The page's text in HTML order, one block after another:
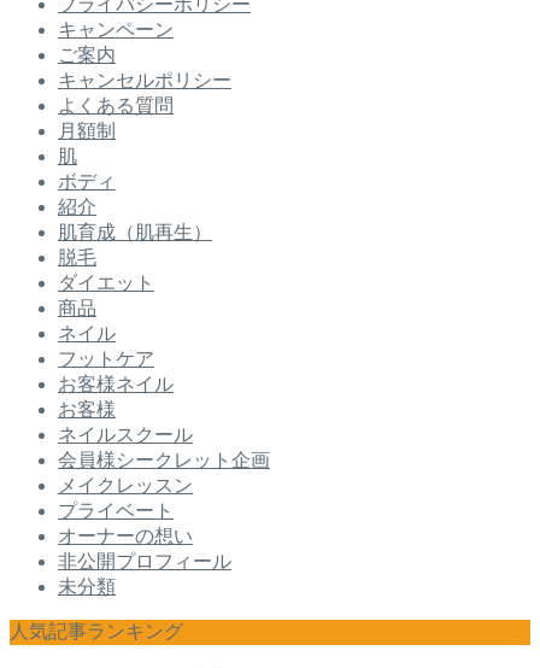
キャンペーン
ご案内
キャンセルポリシー
よくある質問
月額制
肌
ボディ
紹介
肌育成（肌再生）
脱毛
ダイエット
商品
ネイル
フットケア
お客様ネイル
お客様
ネイルスクール
会員様シークレット企画
メイクレッスン
プライベート
オーナーの想い
非公開プロフィール
未分類
人気記事ランキング